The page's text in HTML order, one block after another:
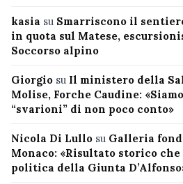
kasia su Smarriscono il
in quota sul Matese,
Soccorso alpino
Giorgio su Il ministero della
Molise, Forche Caudine:
“svarioni” di non poco conto»
Nicola Di Lullo su Galleria
Monaco: «Risultato storico
politica della Giunta